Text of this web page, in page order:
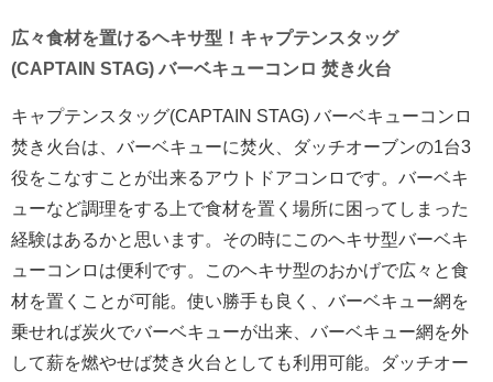
広々食材を置けるヘキサ型！キャプテンスタッグ
(CAPTAIN STAG) バーベキューコンロ 焚き火台
キャプテンスタッグ(CAPTAIN STAG) バーベキューコンロ
焚き火台は、バーベキューに焚火、ダッチオーブンの1台3
役をこなすことが出来るアウトドアコンロです。バーベキ
ューなど調理をする上で食材を置く場所に困ってしまった
経験はあるかと思います。その時にこのヘキサ型バーベキ
ューコンロは便利です。このヘキサ型のおかげで広々と食
材を置くことが可能。使い勝手も良く、バーベキュー網を
乗せれば炭火でバーベキューが出来、バーベキュー網を外
して薪を燃やせば焚き火台としても利用可能。ダッチオー